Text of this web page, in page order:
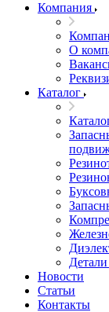
Компания
О
Каталог
Новости
Статьи
Контакты